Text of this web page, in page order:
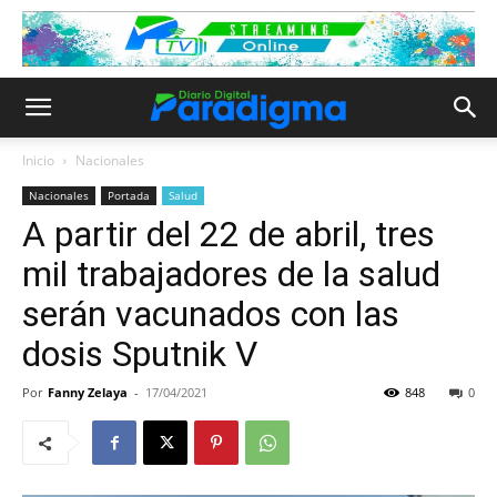
Inicio Nacionales
Nacionales Portada Salud
A partir del 22 de abril, tres
mil trabajadores de la salud
serán vacunados con las
dosis Sputnik V
Por Fanny Zelaya - 17/04/2021 0
848